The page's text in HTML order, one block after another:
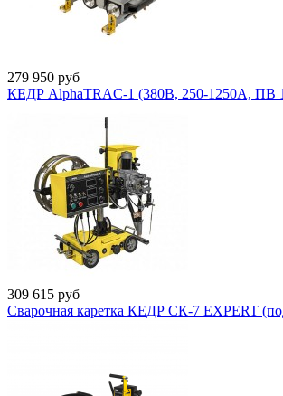
279 950 руб
КЕДР AlphaTRAC-1 (380В, 250-1250А, ПВ
309 615 руб
Сварочная каретка КЕДР СК-7 EXPERT